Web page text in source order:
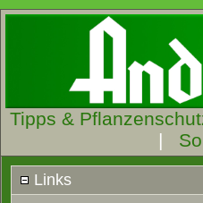
Tipps &
|
Links